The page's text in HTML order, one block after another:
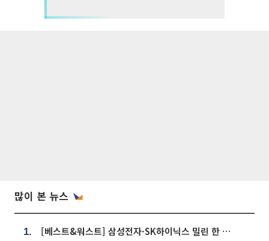
많이 본 뉴스
1. [베스트&워스트] 삼성전자·SK하이닉스 밀린 한 주…상상인증권은 85% 급등